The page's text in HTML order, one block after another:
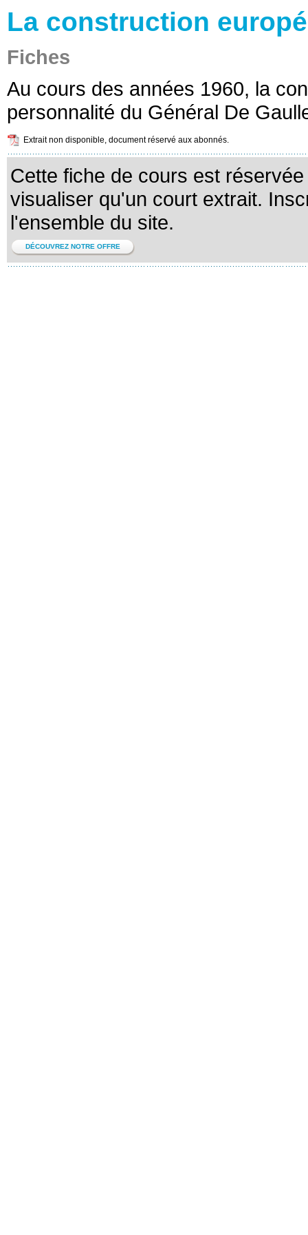
La construction
Fiches
Au cours des années 1960, la
personnalité du Général De
Extrait non disponible, document réservé aux abonnés.
Cette fiche de cours est
visualiser qu'un court extrait.
l'ensemble du site.
DÉCOUVREZ NOTRE OFFRE